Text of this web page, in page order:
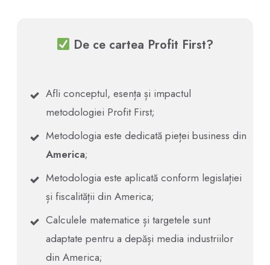
De ce cartea Profit First?
Afli conceptul, esența și impactul
metodologiei Profit First;
Metodologia este dedicată pieței business din
America;
Metodologia este aplicată conform legislației
și fiscalității din America;
Calculele matematice și targetele sunt
adaptate pentru a depăși media industriilor
din America;